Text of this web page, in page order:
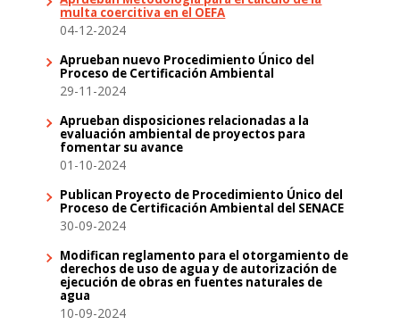
multa coercitiva en el OEFA
04-12-2024
Aprueban nuevo Procedimiento Único del
Proceso de Certificación Ambiental
29-11-2024
Aprueban disposiciones relacionadas a la
evaluación ambiental de proyectos para
fomentar su avance
01-10-2024
Publican Proyecto de Procedimiento Único del
Proceso de Certificación Ambiental del SENACE
30-09-2024
Modifican reglamento para el otorgamiento de
derechos de uso de agua y de autorización de
ejecución de obras en fuentes naturales de
agua
10-09-2024